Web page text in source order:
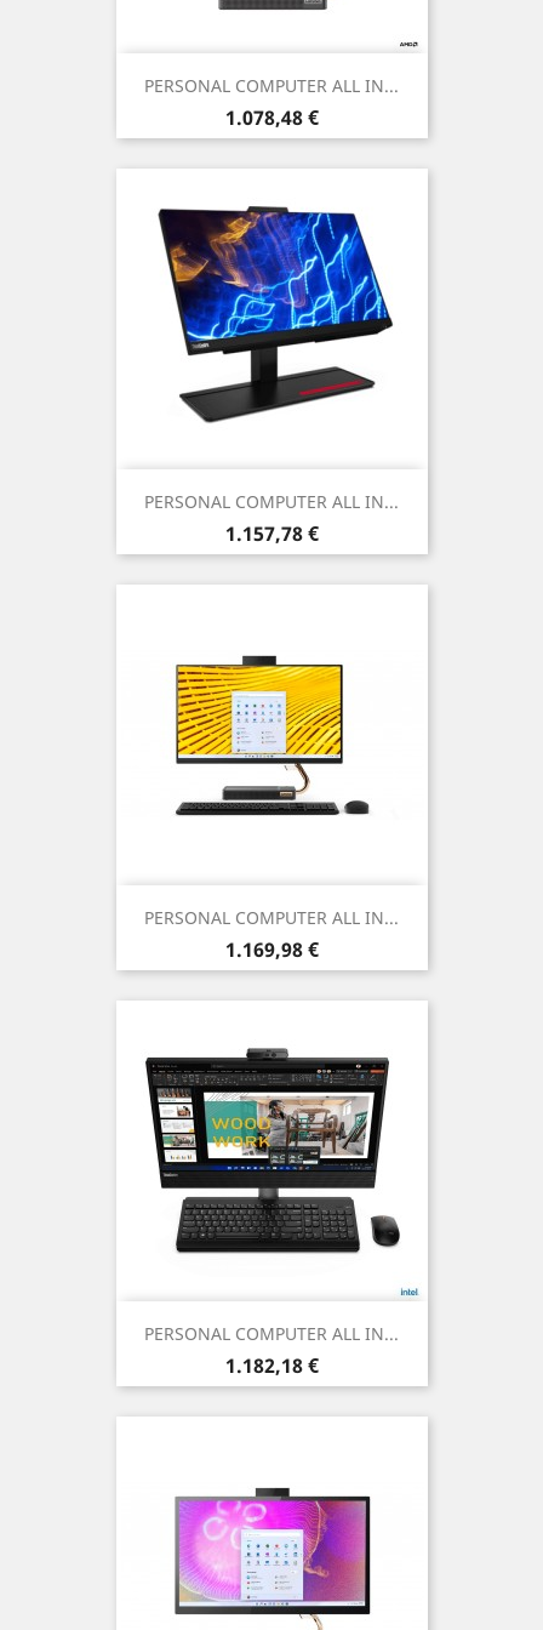
PERSONAL COMPUTER ALL IN...
Prezzo
1.078,48 €
PERSONAL COMPUTER ALL IN...
Prezzo
1.157,78 €
PERSONAL COMPUTER ALL IN...
Prezzo
1.169,98 €
PERSONAL COMPUTER ALL IN...
Prezzo
1.182,18 €